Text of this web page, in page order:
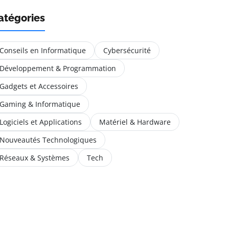
en Informatique
Cybersécurité
& Programmation
et Accessoires
& Informatique
et Applications
Matériel & Hardware
Technologiques
& Systèmes
Tech